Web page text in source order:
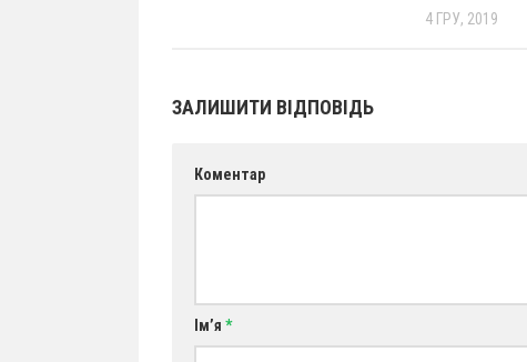
4 ГРУ, 2019
ЗАЛИШИТИ ВІДПОВІДЬ
Коментар
Ім’я *